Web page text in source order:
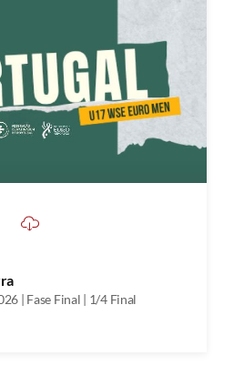
| Fase Final | 1/4 Final